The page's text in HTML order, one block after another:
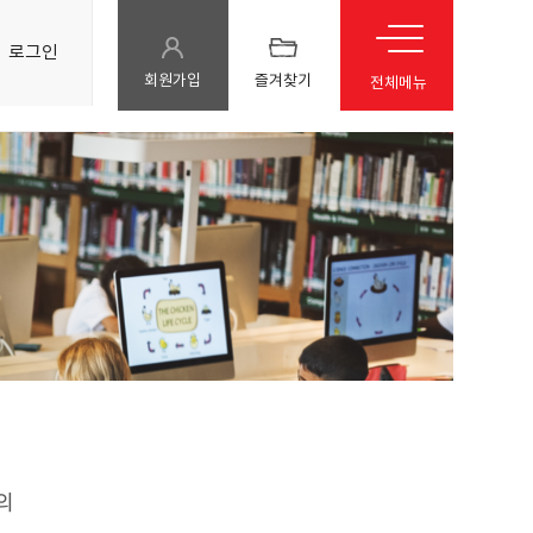
로그인
즐겨찾기
회원가입 전체메뉴